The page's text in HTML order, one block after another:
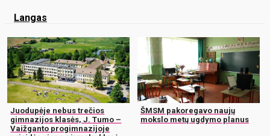
Langas
Juodupėje nebus trečios
gimnazijos klasės, J. Tumo –
Vaižganto progimnazijoje
ŠMSM pakoregavo naujų
mokslo metų ugdymo planus